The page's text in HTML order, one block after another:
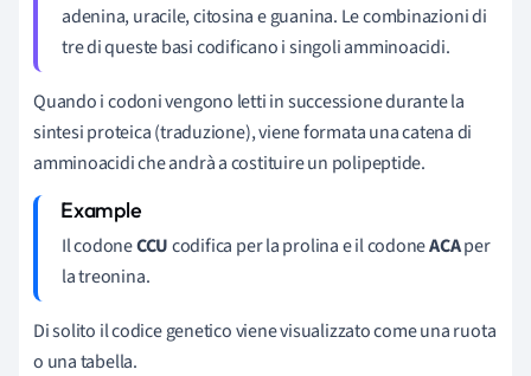
adenina, uracile, citosina e guanina. Le combinazioni di
tre di queste basi codificano i singoli amminoacidi.
Quando i codoni vengono letti in successione durante la
sintesi proteica (traduzione), viene formata una catena di
amminoacidi che andrà a costituire un polipeptide.
Il codoneCCUcodifica per la prolina e il codoneACAper
la treonina.
Di solito il codice genetico viene visualizzato come una ruota
o una tabella.